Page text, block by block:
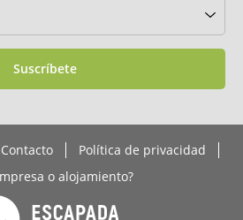
Suscríbete
Contacto
Política de privacidad
o alojamiento?